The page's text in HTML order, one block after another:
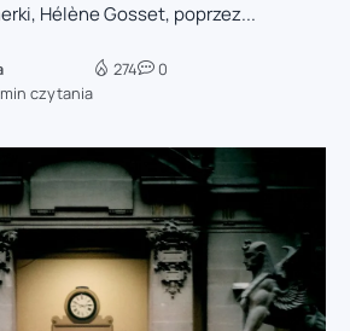
Hélène Gosset, poprzez...
czytania
274 0